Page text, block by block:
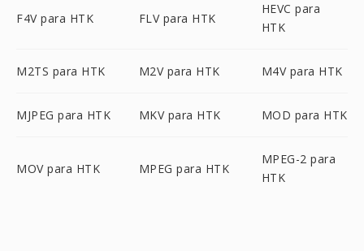
F4V para HTK FLV para HTK
HEVC para
HTK
M2TS para HTK M2V para HTK M4V para HTK
MJPEG para HTK MKV para HTK MOD para HTK
MOV para HTK MPEG para HTK
MPEG-2 para
HTK